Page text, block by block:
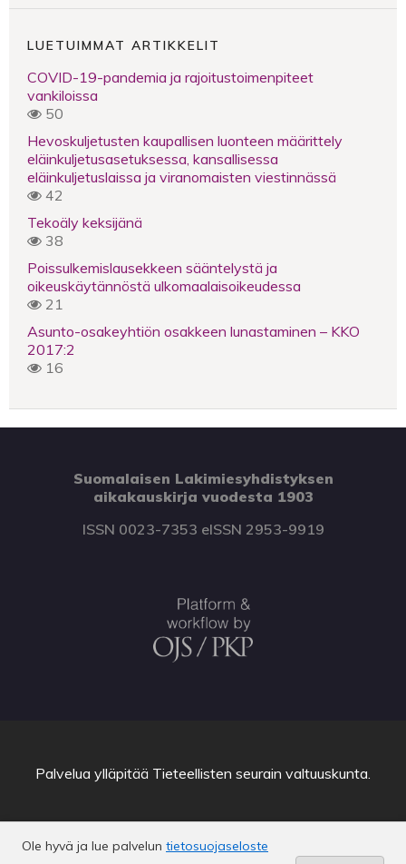
LUETUIMMAT ARTIKKELIT
COVID-19-pandemia ja rajoitustoimenpiteet
vankiloissa
50
Hevoskuljetusten kaupallisen luonteen määrittely
eläinkuljetusasetuksessa, kansallisessa
eläinkuljetuslaissa ja viranomaisten viestinnässä
42
Tekoäly keksijänä
38
Poissulkemislausekkeen sääntelystä ja
oikeuskäytännöstä ulkomaalaisoikeudessa
21
Asunto-osakeyhtiön osakkeen lunastaminen – KKO
2017:2
16
Suomalaisen Lakimiesyhdistyksen
aikakauskirja vuodesta 1903
ISSN 0023-7353 eISSN 2953-9919
Ole hyvä ja lue palvelun tietosuojaseloste
Palvelua ylläpitää Tieteellisten seurain valtuuskunta.